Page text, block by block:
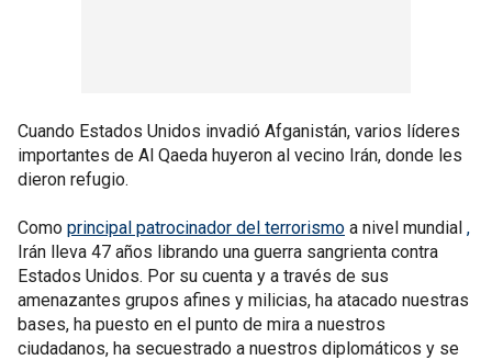
Cuando Estados Unidos invadió Afganistán, varios líderes
importantes de Al Qaeda huyeron al vecino Irán, donde les
dieron refugio.
Como principal patrocinador del terrorismo a nivel mundial ,
Irán lleva 47 años librando una guerra sangrienta contra
Estados Unidos. Por su cuenta y a través de sus
amenazantes grupos afines y milicias, ha atacado nuestras
bases, ha puesto en el punto de mira a nuestros
ciudadanos, ha secuestrado a nuestros diplomáticos y se